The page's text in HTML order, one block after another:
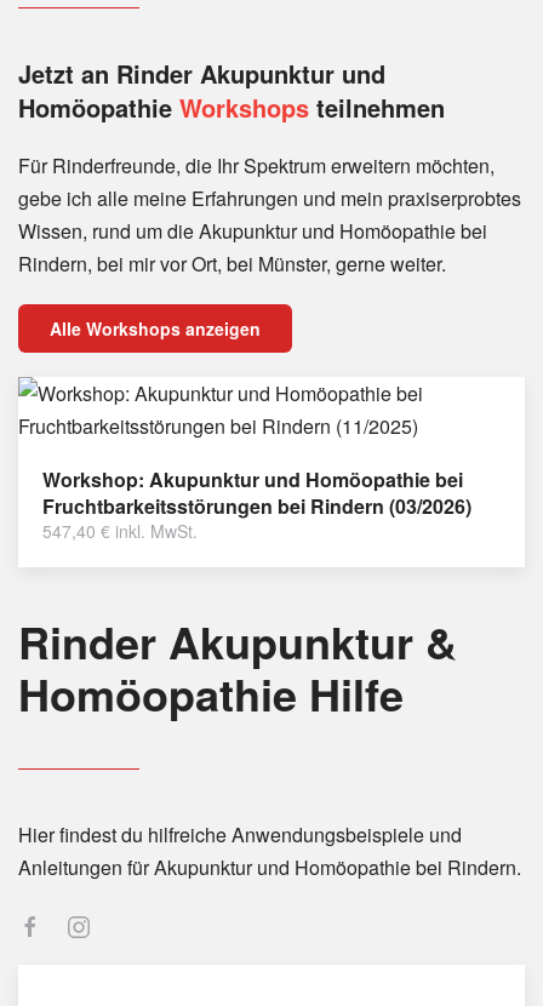
Jetzt an Rinder Akupunktur und
Homöopathie Workshops teilnehmen
Für Rinderfreunde, die Ihr Spektrum erweitern möchten,
gebe ich alle meine Erfahrungen und mein praxiserprobtes
Wissen, rund um die Akupunktur und Homöopathie bei
Rindern, bei mir vor Ort, bei Münster, gerne weiter.
Alle Workshops anzeigen
Workshop: Akupunktur und Homöopathie bei
Fruchtbarkeitsstörungen bei Rindern (03/2026)
547,40 € inkl. MwSt.
Rinder Akupunktur &
Homöopathie Hilfe
Hier findest du hilfreiche Anwendungsbeispiele und
Anleitungen für Akupunktur und Homöopathie bei Rindern.